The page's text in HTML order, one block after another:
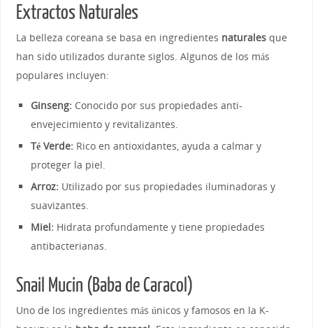
Extractos Naturales
La belleza coreana se basa en ingredientes naturalesque
han sido utilizados durante siglos. Algunos de los más
populares incluyen:
Ginseng: Conocido por sus propiedades anti-
envejecimiento y revitalizantes.
Té Verde: Rico en antioxidantes, ayuda a calmar y
proteger la piel.
Arroz: Utilizado por sus propiedades iluminadoras y
suavizantes.
Miel: Hidrata profundamente y tiene propiedades
antibacterianas.
Snail Mucin (Baba de Caracol)
Uno de los ingredientes más únicos y famosos en la K-